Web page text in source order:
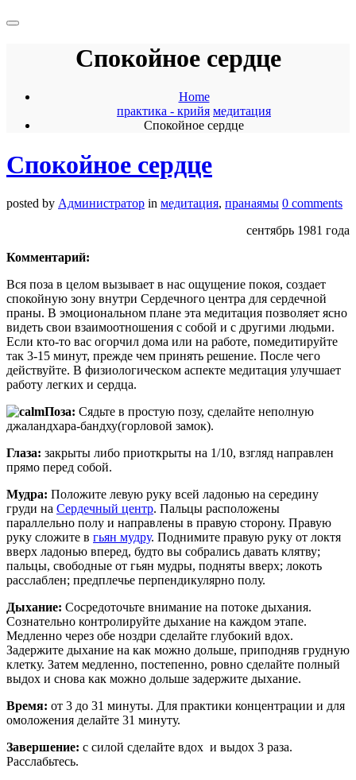
Спокойное сердце
Home
практика - крийя медитация
Спокойное сердце
Спокойное сердце
posted by Администратор in медитация, пранаямы 0 comments
сентябрь 1981 года
Комментарий:
Вся поза в целом вызывает в нас ощущение покоя, создает
спокойную зону внутри Сердечного центра для сердечной
праны. В эмоциональном плане эта медитация позволяет ясно
видеть свои взаимоотношения с собой и с другими людьми.
Если кто-то вас огорчил дома или на работе, помедитируйте
так 3-15 минут, прежде чем принять решение. После чего
действуйте. В физиологическом аспекте медитация улучшает
работу легких и сердца.
Поза: Сядьте в простую позу, сделайте неполную
джаландхара-бандху(горловой замок).
Глаза: закрыты либо приоткрыты на 1/10, взгляд направлен
прямо перед собой.
Мудра: Положите левую руку всей ладонью на середину
груди на Сердечный центр. Пальцы расположены
параллельно полу и направлены в правую сторону. Правую
руку сложите в гьян мудру. Поднимите правую руку от локтя
вверх ладонью вперед, будто вы собрались давать клятву;
пальцы, свободные от гьян мудры, подняты вверх; локоть
расслаблен; предплечье перпендикулярно полу.
Дыхание: Сосредоточьте внимание на потоке дыхания.
Сознательно контролируйте дыхание на каждом этапе.
Медленно через обе ноздри сделайте глубокий вдох.
Задержите дыхание на как можно дольше, приподняв грудную
клетку. Затем медленно, постепенно, ровно сделайте полный
выдох и снова как можно дольше задержите дыхание.
Время: от 3 до 31 минуты. Для практики концентрации и для
омоложения делайте 31 минуту.
Завершение: с силой сделайте вдох и выдох 3 раза.
Расслабьтесь.